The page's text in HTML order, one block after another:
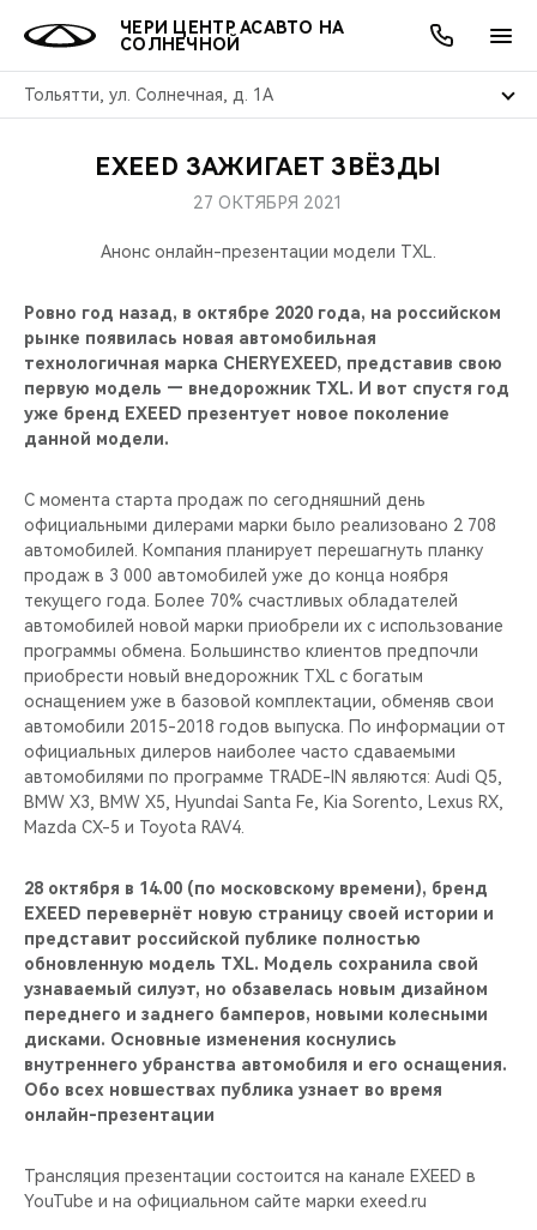
ЧЕРИ ЦЕНТР АСАВТО НА
СОЛНЕЧНОЙ
Тольятти, ул. Солнечная, д. 1А
МОДЕЛИ
КРОССОВЕРЫ
СЕДАНЫ
ПОКУПАТЕЛЯМ
ВЛАДЕЛЬЦАМ
ПОДДЕРЖКА
CHERY CONNECT
МИР CHERY
CHERY В СОЦСЕТЯХ
ЛЮДИ CHERY
CHERY REMOTE
CHERY И СПОРТ
НАШИ МЕРОПРИЯТИЯ
ВИДЕООБЗОРЫ
CHERY ДЛЯ ДЕТЕЙ
АКЦИИ
ОНЛАЙН СЕРВИСЫ
О КОМПАНИИ
EXEED ЗАЖИГАЕТ ЗВЁЗДЫ
27 ОКТЯБРЯ 2021
Анонс онлайн-презентации модели TXL.
Ровно год назад, в октябре 2020 года, на российском
рынке появилась новая автомобильная
технологичная марка CHERYEXEED, представив свою
первую модель — внедорожник TXL. И вот спустя год
уже бренд EXEED презентует новое поколение
данной модели.
С момента старта продаж по сегодняшний день
официальными дилерами марки было реализовано 2 708
автомобилей. Компания планирует перешагнуть планку
продаж в 3 000 автомобилей уже до конца ноября
текущего года. Более 70% счастливых обладателей
автомобилей новой марки приобрели их с использование
программы обмена. Большинство клиентов предпочли
приобрести новый внедорожник TXL c богатым
оснащением уже в базовой комплектации, обменяв свои
автомобили 2015-2018 годов выпуска. По информации от
официальных дилеров наиболее часто сдаваемыми
автомобилями по программе TRADE-IN являются: Audi Q5,
BMW X3, BMW X5, Hyundai Santa Fe, Kia Sorento, Lexus RX,
Mazda CX-5 и Toyota RAV4.
28 октября в 14.00 (по московскому времени), бренд
EXEED перевернёт новую страницу своей истории и
представит российской публике полностью
обновленную модель TXL. Модель сохранила свой
узнаваемый силуэт, но обзавелась новым дизайном
переднего и заднего бамперов, новыми колесными
дисками. Основные изменения коснулись
внутреннего убранства автомобиля и его оснащения.
Обо всех новшествах публика узнает во время
онлайн-презентации
Трансляция презентации состоится на канале EXEED в
YouTube и на официальном сайте марки exeed.ru